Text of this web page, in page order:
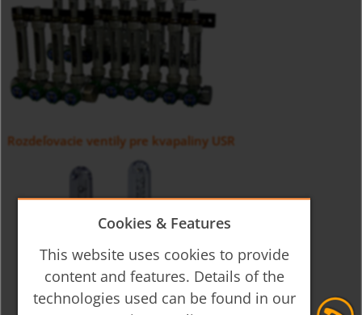
Rozdeľovacie ventily pre kvapaliny USR
Cookies & Features
This website uses cookies to provide
content and features. Details of the
technologies used can be found in our